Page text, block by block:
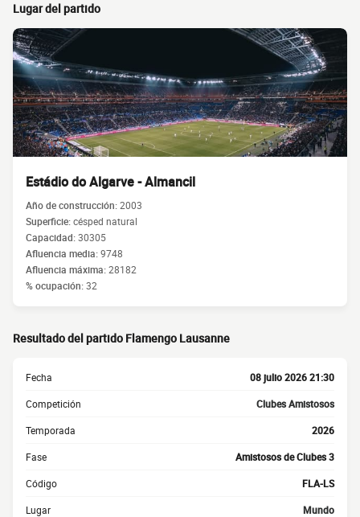
Lugar del partido
Estádio do Algarve - Almancil
Año de construcción:2003
Superficie:césped natural
Capacidad:30305
Afluencia media:9748
Afluencia máxima:28182
% ocupación:32
Resultado del partido Flamengo Lausanne
Fecha 08 julio 2026 21:30
Competición Clubes Amistosos
Temporada 2026
Fase Amistosos de Clubes 3
Código FLA-LS
Lugar Mundo